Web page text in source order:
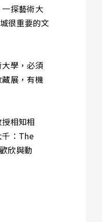
探藝術大
很重要的文
學，必須
展，有機
相知相
千：The
欣與動